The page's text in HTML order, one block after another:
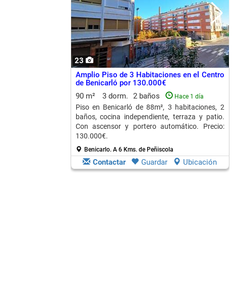
23
Amplio Piso de 3 Habitaciones en el Centro
de Benicarló por 130.000€
90 m²
3 dorm. 2 baños Hace 1 día
Piso en Benicarló de 88m², 3 habitaciones, 2
baños, cocina independiente, terraza y patio.
Con ascensor y portero automático. Precio:
130.000€.
Benicarlo. A 6 Kms. de Peñiscola
Contactar Guardar Ubicación